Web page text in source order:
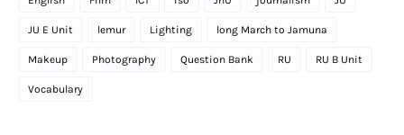
JU E Unit lemur Lighting long March to Jamuna
Makeup Photography Question Bank RU RU B Unit
Vocabulary